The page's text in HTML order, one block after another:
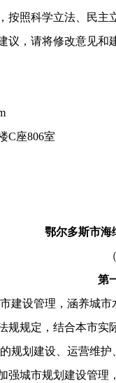
按照科学立法、民
议，请将修改意见
C座806室
鄂尔多斯市海
第
建设管理，涵养城
规规定，结合本市实
规划建设、运营维
强城市规划建设管